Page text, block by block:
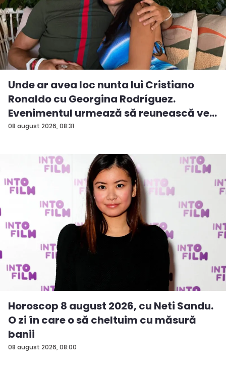
08 august 2026, 08:31
Unde ar avea loc nunta lui Cristiano
Ronaldo cu Georgina Rodríguez.
Evenimentul urmează să reunească ve...
08 august 2026, 08:00
Horoscop 8 august 2026, cu Neti Sandu.
O zi în care o să cheltuim cu măsură
banii